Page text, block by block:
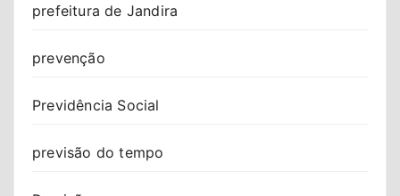
prefeitura de Jandira
prevenção
Previdência Social
previsão do tempo